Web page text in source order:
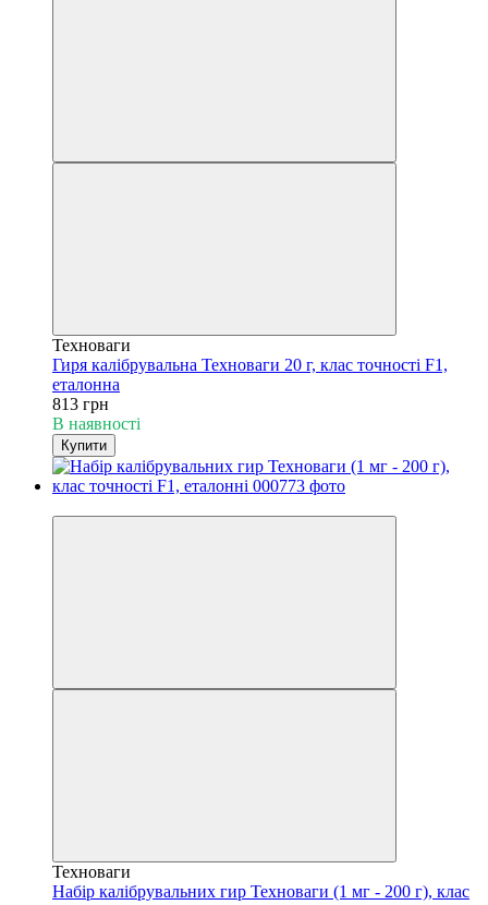
Техноваги
Гиря калібрувальна Техноваги 20 г, клас точності F1,
еталонна
813 грн
В наявності
Купити
Техноваги
Набір калібрувальних гир Техноваги (1 мг - 200 г), клас